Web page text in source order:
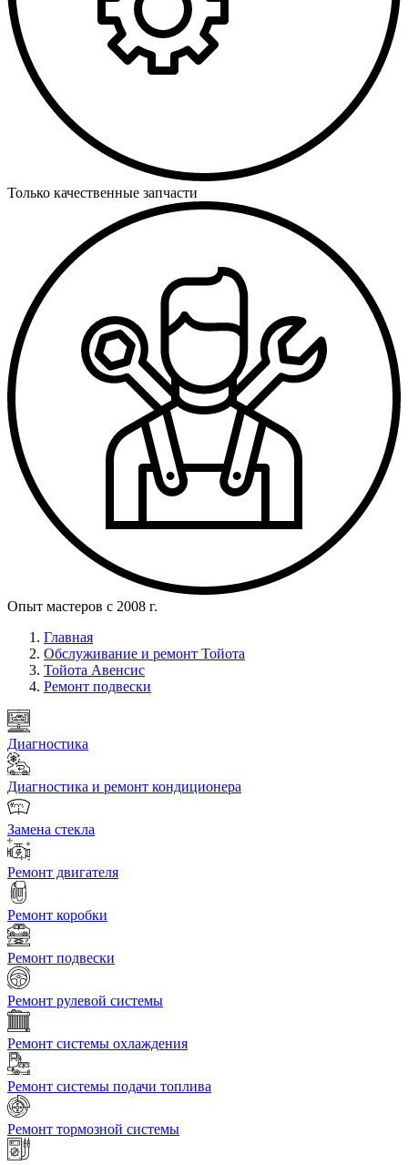
Только качественные запчасти
Опыт мастеров с 2008 г.
Главная
Обслуживание и ремонт Тойота
Тойота Авенсис
Ремонт подвески
Диагностика
Диагностика и ремонт кондиционера
Замена стекла
Ремонт двигателя
Ремонт коробки
Ремонт подвески
Ремонт рулевой системы
Ремонт системы охлаждения
Ремонт системы подачи топлива
Ремонт тормозной системы